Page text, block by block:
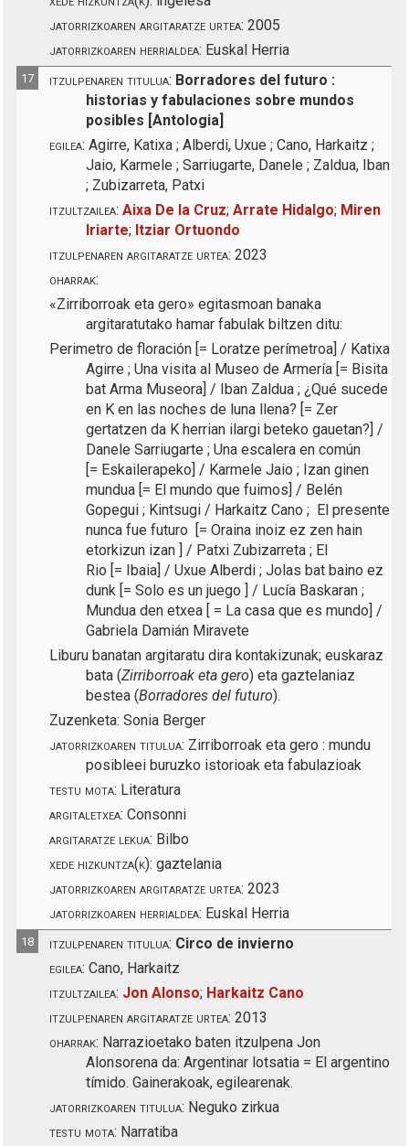
jatorrizkoaren argitaratze urtea: 2005
jatorrizkoaren herrialdea: Euskal Herria
17 itzulpenaren titulua: Borradores del futuro :
historias y fabulaciones sobre mundos
posibles [Antologia]
egilea: Agirre, Katixa ; Alberdi, Uxue ; Cano, Harkaitz ;
Jaio, Karmele ; Sarriugarte, Danele ; Zaldua, Iban
; Zubizarreta, Patxi
itzultzailea: Aixa De la Cruz;Arrate Hidalgo; Miren
Iriarte; Itziar Ortuondo
itzulpenaren argitaratze urtea: 2023
oharrak:
«Zirriborroak eta gero» egitasmoan banaka
argitaratutako hamar fabulak biltzen ditu:
Perimetro de floración [= Loratze perímetroa] / Katixa
Agirre ;Una visita al Museo de Armería [= Bisita
bat Arma Museora] / Iban Zaldua ;¿Qué sucede
en K en las noches de luna llena? [= Zer
gertatzen da K herrian ilargi beteko gauetan?] /
Danele Sarriugarte ;Una escalera en común
[= Eskailerapeko] / Karmele Jaio ; Izan ginen
mundua [= El mundo que fuimos] / Belén
Gopegui ; Kintsugi / Harkaitz Cano ; El presente
nunca fue futuro
[=Oraina inoiz ez zen hain
etorkizun izan
/ Patxi Zubizarreta ; El
Rio [= Ibaia / Uxue Alberdi ;Jolas bat baino ez
dunk [= Solo es un juego
] / Lucía Baskaran ;
Mundua den etxea [ = La casa que es mundo] /
Gabriela Damián Miravete
Liburu banatan argitaratu dira kontakizunak; euskaraz
bata(Zirriborroak eta gero) eta gaztelaniaz
bestea (Borradores del futuro).
Zuzenketa: Sonia Berger
jatorrizkoaren titulua: Zirriborroak eta gero : mundu
posibleei buruzko istorioak eta fabulazioak
testu mota: Literatura
argitaletxea: Consonni
argitaratze lekua: Bilbo
xede hizkuntza(k): gaztelania
jatorrizkoaren argitaratze urtea: 2023
jatorrizkoaren herrialdea: Euskal Herria
18 itzulpenaren titulua: Circo de invierno
egilea: Cano, Harkaitz
itzultzailea: Jon Alonso; Harkaitz Cano
itzulpenaren argitaratze urtea: 2013
oharrak: Narrazioetako baten itzulpena Jon
Alonsorena da: Argentinar lotsatia = El argentino
tímido. Gainerakoak, egilearenak.
jatorrizkoaren titulua: Neguko zirkua
testu mota: Narratiba